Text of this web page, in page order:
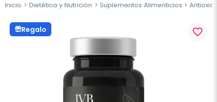
Inicio Dietética y Nutrición Suplementos Alimenticios
Regalo favorite_border